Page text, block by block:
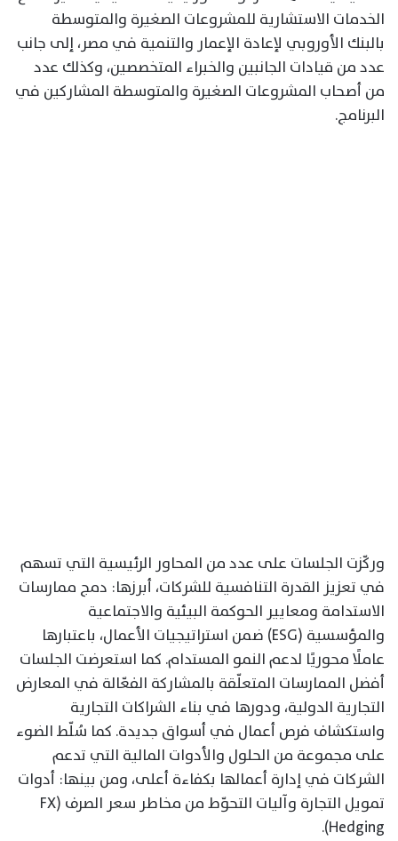
الخدمات الاستشارية للمشروعات الصغيرة والمتوسطة
بالبنك الأوروبي لإعادة الإعمار والتنمية في مصر، إلى جانب
عدد من قيادات الجانبين والخبراء المتخصصين، وكذلك عدد
من أصحاب المشروعات الصغيرة والمتوسطة المشاركين في
البرنامج.
وركّزت الجلسات على عدد من المحاور الرئيسية التي تسهم
في تعزيز القدرة التنافسية للشركات، أبرزها: دمج ممارسات
الاستدامة ومعايير الحوكمة البيئية والاجتماعية
والمؤسسية (ESG) ضمن استراتيجيات الأعمال، باعتبارها
عاملًا محوريًا لدعم النمو المستدام. كما استعرضت الجلسات
أفضل الممارسات المتعلّقة بالمشاركة الفعّالة في المعارض
التجارية الدولية، ودورها في بناء الشراكات التجارية
واستكشاف فرص أعمال في أسواق جديدة. كما سُلّط الضوء
على مجموعة من الحلول والأدوات المالية التي تدعم
الشركات في إدارة أعمالها بكفاءة أعلى، ومن بينها: أدوات
تمويل التجارة وآليات التحوّط من مخاطر سعر الصرف (FX
Hedging).